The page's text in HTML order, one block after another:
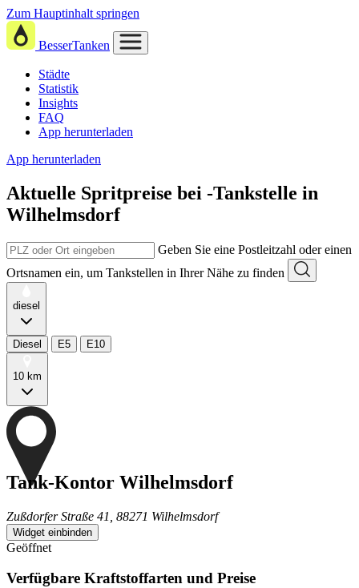
Zum Hauptinhalt springen
BesserTanken
Städte
Statistik
Insights
FAQ
App herunterladen
App herunterladen
Aktuelle Spritpreise bei -Tankstelle in
Wilhelmsdorf
Geben Sie eine Postleitzahl oder einen
Ortsnamen ein, um Tankstellen in Ihrer Nähe zu finden
diesel
Diesel E5 E10
10 km
Tank-Kontor Wilhelmsdorf
Zußdorfer Straße 41, 88271 Wilhelmsdorf
Widget einbinden
Geöffnet
Verfügbare Kraftstoffarten und Preise